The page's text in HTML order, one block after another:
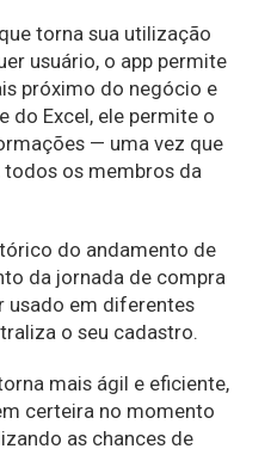
torna sua utilização
usuário, o app permite
próximo do negócio e
do Excel, ele permite o
— uma vez que
os membros da
do andamento de
da jornada de compra
usado em diferentes
o seu cadastro.
mais ágil e eficiente,
certeira no momento
as chances de